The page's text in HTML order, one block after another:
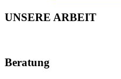
UNSERE ARBEIT
Beratung